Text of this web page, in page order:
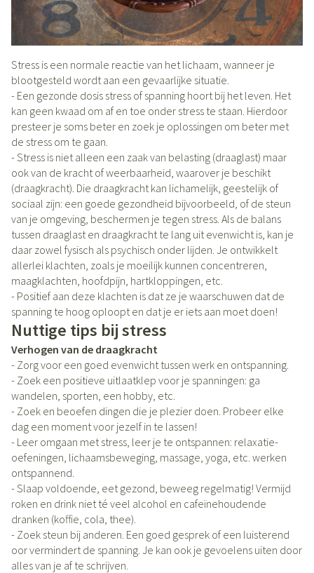
Stress is een normale reactie van het lichaam, wanneer je
blootgesteld wordt aan een gevaarlijke situatie.
- Een gezonde dosis stress of spanning hoort bij het leven. Het
kan geen kwaad om af en toe onder stress te staan. Hierdoor
presteer je soms beter en zoek je oplossingen om beter met
de stress om te gaan.
- Stress is niet alleen een zaak van belasting (draaglast) maar
ook van de kracht of weerbaarheid, waarover je beschikt
(draagkracht). Die draagkracht kan lichamelijk, geestelijk of
sociaal zijn: een goede gezondheid bijvoorbeeld, of de steun
van je omgeving, beschermen je tegen stress. Als de balans
tussen draaglast en draagkracht te lang uit evenwicht is, kan je
daar zowel fysisch als psychisch onder lijden. Je ontwikkelt
allerlei klachten, zoals je moeilijk kunnen concentreren,
maagklachten, hoofdpijn, hartkloppingen, etc.
- Positief aan deze klachten is dat ze je waarschuwen dat de
spanning te hoog oploopt en dat je er iets aan moet doen!
Nuttige tips bij stress
Verhogen van de draagkracht
- Zorg voor een goed evenwicht tussen werk en ontspanning.
- Zoek een positieve uitlaatklep voor je spanningen: ga
wandelen, sporten, een hobby, etc.
- Zoek en beoefen dingen die je plezier doen. Probeer elke
dag een moment voor jezelf in te lassen!
- Leer omgaan met stress, leer je te ontspannen: relaxatie-
oefeningen, lichaamsbeweging, massage, yoga, etc. werken
ontspannend.
- Slaap voldoende, eet gezond, beweeg regelmatig! Vermijd
roken en drink niet té veel alcohol en cafeïnehoudende
dranken (koffie, cola, thee).
- Zoek steun bij anderen. Een goed gesprek of een luisterend
oor vermindert de spanning. Je kan ook je gevoelens uiten door
alles van je af te schrijven.